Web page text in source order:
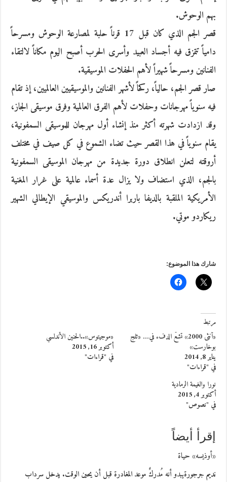
بهم الوحوش.
قصر الجم الذي كان قبل 17 قرناً حلبة لمصارعة الوحوش ومسرحاً
دامياً تتمزق فيه أجساد العبيد وأسرى الحرب أصبح اليوم مكاناً لالتقاء
الفنانين ومسرحاً شهيراً لأهم الحفلات الموسيقية.
صار قصر الجم، حالياً، ركحاً لأشهر الفنانين والموسيقيين العالميين، إذ تقام
فيه سنوياً مهرجانات وحفلات لأهم الفرق العالمية وفرق موسيقى الجاز،
وقد ازدادت شهرته أكثر منذ إنشاء أول مهرجان للموسيقى السمفونية،
يقام سنوياً في هذا القصر حيث تضاء الشموع في كل صيف في مختلف
أروقته لتعلن انطلاق دورة جديدة من مهرجان الموسيقى السمفونية
بالجم، الذي استضاف ولا يزال عدة أسماء عالمية على غرار المغنية
الأمريكية الملقبة بالديفا باربرا أندريكس والموسيقي الإيطالي الشهير
ريكاردو موتي.
شارك هذا الموضوع:
مرتبط
«أنثى 2000» تشعّ الدفء في… «ثلج
بوخارست»
يناير 8, 2014
في "قراءات"
«موجيتوس»..الحنين الأندلسي
أكتوبر 16, 2015
في "قراءات"
نورا والغيمة الرمادية
أكتوبر 4, 2015
في "نصوص"
إقرأ أيضاً
«أوذيسه» حياة
نديم جرجورةيبدو أنه مُدركٌ موعد المغادرة قبل أن يحين الوقت. يدخل سرداب